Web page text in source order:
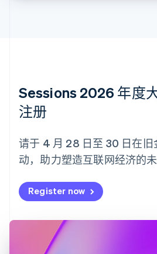
Sessions 2026 年度
注册
请于 4 月 28 日至 30 日在旧
动，助力塑造互联网经济的未
Register now
法国
FrançaisEnglish
芬兰
荷兰
NederlandsEnglish
加拿大
捷克
English
EnglishItaliano
拉脱维亚
English